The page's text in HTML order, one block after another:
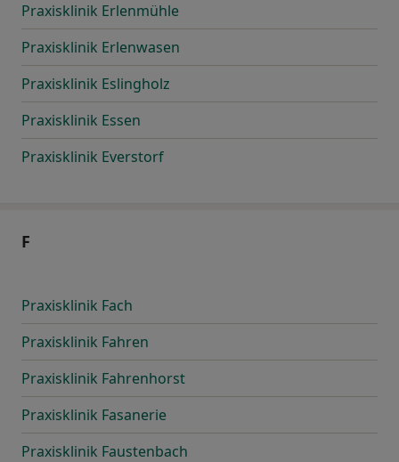
Praxisklinik Erlenmühle
Praxisklinik Erlenwasen
Praxisklinik Eslingholz
Praxisklinik Essen
Praxisklinik Everstorf
F
Praxisklinik Fach
Praxisklinik Fahren
Praxisklinik Fahrenhorst
Praxisklinik Fasanerie
Praxisklinik Faustenbach